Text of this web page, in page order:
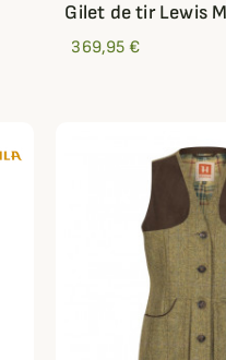
Gilet de tir Lewis
369,95 €